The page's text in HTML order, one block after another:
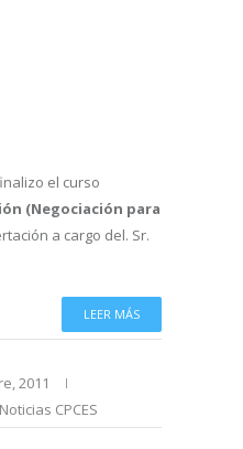
el curso
(Negociación para
a cargo del. Sr.
LEER MÁS
2011
Noticias CPCES